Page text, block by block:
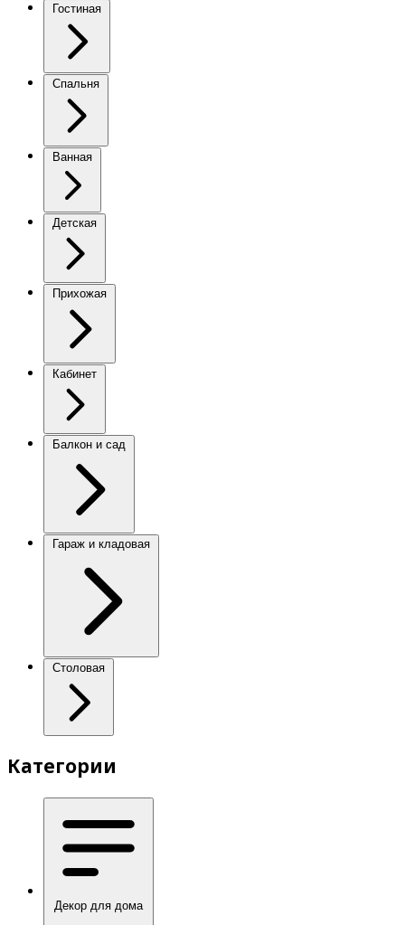
Гостиная
Спальня
Ванная
Детская
Прихожая
Кабинет
Балкон и сад
Гараж и кладовая
Столовая
Категории
Декор для дома